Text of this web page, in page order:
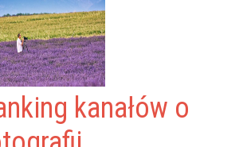
kanałów o